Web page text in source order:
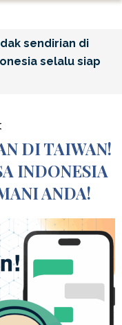
sendirian di
selalu siap
DI TAIWAN!
INDONESIA
ANDA!